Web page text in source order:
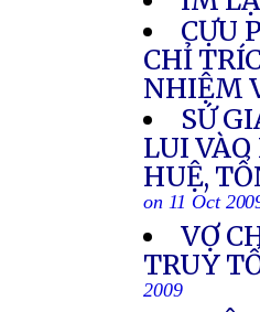
CỰU
CHỈ
NHIỆM
SỨ
LUI
HUỆ,
on 11 Oct
VỢ
TRUY
2009